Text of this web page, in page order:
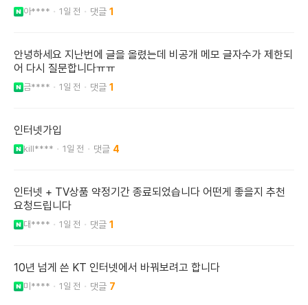
아**** 1일 전 1
안녕하세요 지난번에 글을 올렸는데 비공개 메모 글자수가 제한되
어 다시 질문합니다ㅠㅠ
금**** 1일 전 1
인터넷가입
kill**** 1일 전 4
인터넷 + TV상품 약정기간 종료되었습니다 어떤게 좋을지 추천
요청드립니다
대**** 1일 전 1
10년 넘게 쓴 KT 인터넷에서 바꿔보려고 합니다
미**** 1일 전 7